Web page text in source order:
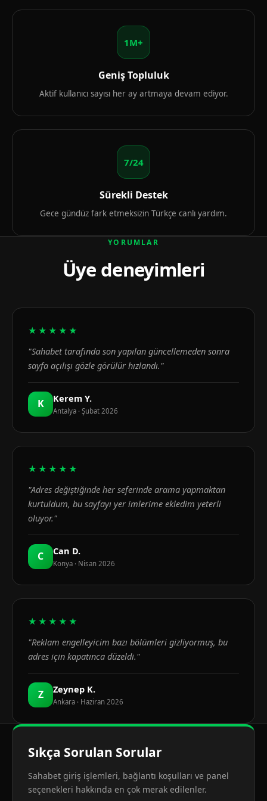
1M+
Geniş Topluluk
Aktif kullanıcı sayısı her ay artmaya devam ediyor.
7/24
Sürekli Destek
Gece gündüz fark etmeksizin Türkçe canlı yardım.
YORUMLAR
Üye deneyimleri
★★★★★
"Sahabet tarafında son yapılan güncellemeden sonra
sayfa açılışı gözle görülür hızlandı."
K Kerem Y.
Antalya · Şubat 2026
★★★★★
"Adres değiştiğinde her seferinde arama yapmaktan
kurtuldum, bu sayfayı yer imlerime ekledim yeterli
oluyor."
C Can D.
Konya · Nisan 2026
★★★★★
"Reklam engelleyicim bazı bölümleri gizliyormuş, bu
adres için kapatınca düzeldi."
Z Zeynep K.
Ankara · Haziran 2026
Sıkça Sorulan Sorular
Sahabet giriş işlemleri, bağlantı koşulları ve panel
seçenekleri hakkında en çok merak edilenler.